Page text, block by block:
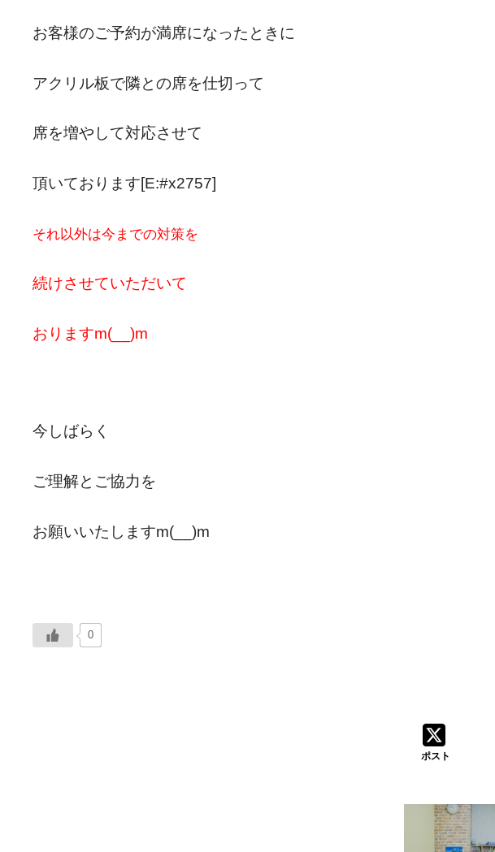
お客様のご予約が満席になったときに
アクリル板で隣との席を仕切って
席を増やして対応させて
頂いております[E:#x2757]
それ以外は今までの対策を
続けさせていただいて
おりますm(__)m
今しばらく
ご理解とご協力を
お願いいたしますm(__)m
0
ポスト